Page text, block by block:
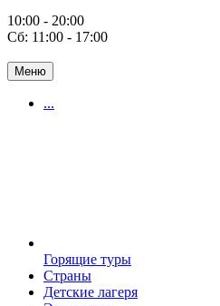
10:00 - 20:00
Сб: 11:00 - 17:00
Меню
...
Горящие туры
Страны
Детские лагеря